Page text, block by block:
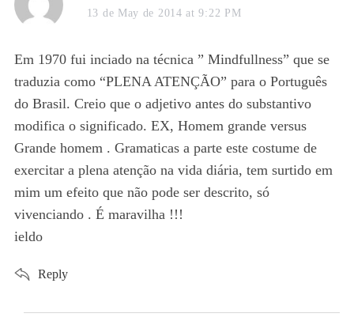
a
s
:
13 de May de 2014 at 9:22 PM
Em 1970 fui inciado na técnica ” Mindfullness” que se
traduzia como “PLENA ATENÇÃO” para o Português
do Brasil. Creio que o adjetivo antes do substantivo
modifica o significado. EX, Homem grande versus
Grande homem . Gramaticas a parte este costume de
exercitar a plena atenção na vida diária, tem surtido em
mim um efeito que não pode ser descrito, só
vivenciando . É maravilha !!!
ieldo
Reply